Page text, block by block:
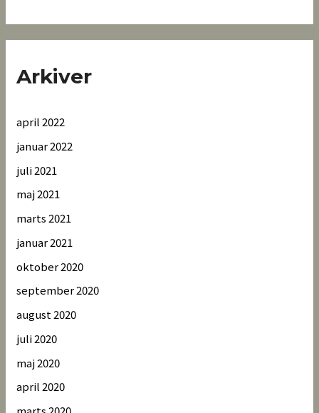
Arkiver
april 2022
januar 2022
juli 2021
maj 2021
marts 2021
januar 2021
oktober 2020
september 2020
august 2020
juli 2020
maj 2020
april 2020